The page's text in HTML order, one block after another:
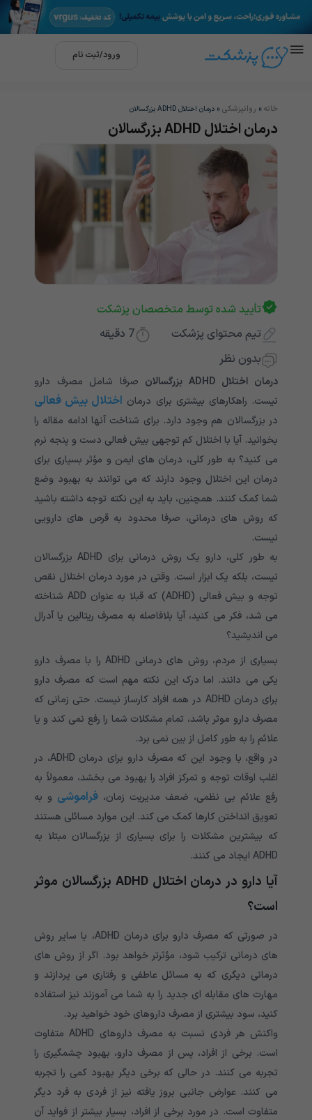
ورود/ثبت نام
خانه » روانپزشکی » درمان اختلال ADHD بزرگسالان
درمان اختلال ADHD بزرگسالان
تأیید شده توسط متخصصان پزشکت
تیم محتوای پزشکت
7 دقیقه
بدون نظر
درمان اختلال ADHD بزرگسالان
صرفا شامل مصرف دارو
نیست. راهکارهای بیشتری برای درمان اختلال بیش فعالی
در بزرگسالان هم وجود دارد. برای شناخت آنها ادامه مقاله را
بخوانید. آیا با اختلال کم توجهی بیش فعالی دست و پنجه نرم
می کنید؟ به طور کلی، درمان ‌های ایمن و مؤثر بسیاری برای
درمان این اختلال وجود دارند که می ‌توانند به بهبود وضع
شما کمک کنند. همچنین، باید به این نکته توجه داشته باشید
که روش های درمانی، صرفا محدود به قرص های‌ دارویی
نیست.
به طور کلی، دارو یک روش درمانی برای ADHD بزرگسالان
نیست، بلکه یک ابزار‌ است. وقتی در مورد درمان اختلال نقص
توجه و بیش فعالی (ADHD) که قبلا به عنوان ADD شناخته
می شد، فکر می کنید، آیا بلافاصله به مصرف ریتالین یا آدرال
می اندیشید؟
بسیاری از مردم، روش های درمانی ADHD را با مصرف دارو
یکی می دانند. اما درک این نکته مهم است که مصرف دارو
برای درمان ADHD در همه افراد کارساز نیست. حتی زمانی که
مصرف دارو موثر باشد، تمام مشکلات شما را رفع نمی کند و یا
علائم را به طور کامل از بین نمی برد.
در واقع، با وجود این که مصرف دارو برای درمان ADHD، در
اغلب اوقات توجه و تمرکز افراد را بهبود می بخشد، معمولاً به
رفع علائم بی نظمی، ضعف مدیریت زمان، فراموشی و به
تعویق انداختن کارها کمک می کند. این موارد مسائلی هستند
که بیشترین مشکلات را برای بسیاری از بزرگسالان مبتلا به
ADHD ایجاد می کنند.
آیا دارو در درمان اختلال ADHD بزرگسالان موثر
است؟
در صورتی که مصرف دارو برای درمان ADHD، با سایر روش
های درمانی ترکیب شود، مؤثرتر خواهد بود. اگر از روش های
درمانی دیگری که به مسائل عاطفی و رفتاری می ‌پردازند و
مهارت ‌های مقابله ‌ای جدید را به شما می ‌آموزند نیز استفاده
کنید، سود بیشتری از مصرف داروهای خود خواهید برد.
واکنش هر فردی نسبت به مصرف داروهای ADHD متفاوت
است. برخی از افراد، پس از مصرف دارو، بهبود چشمگیری را
تجربه می کنند. در حالی که برخی دیگر بهبود کمی را تجربه
می کنند. عوارض جانبی بروز یافته نیز از فردی به فرد دیگر
متفاوت است. در مورد برخی از افراد، بسیار بیشتر از فواید آن